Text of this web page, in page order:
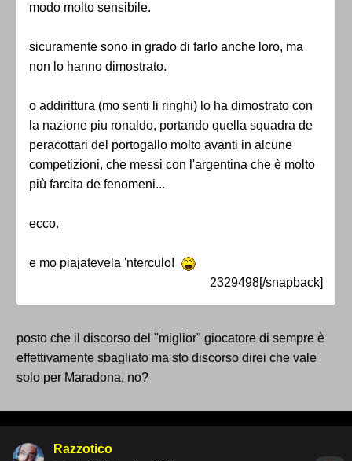
modo molto sensibile.
sicuramente sono in grado di farlo anche loro, ma
non lo hanno dimostrato.
o addirittura (mo senti li ringhi) lo ha dimostrato con
la nazione piu ronaldo, portando quella squadra de
peracottari del portogallo molto avanti in alcune
competizioni, che messi con l'argentina che è molto
più farcita de fenomeni...
ecco.
e mo piajatevela 'nterculo!
2329498[/snapback]
posto che il discorso del "miglior" giocatore di sempre è
effettivamente sbagliato ma sto discorso direi che vale
solo per Maradona, no?
Razzotico